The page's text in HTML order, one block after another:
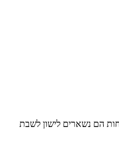
הם נשארים לישון לשבת